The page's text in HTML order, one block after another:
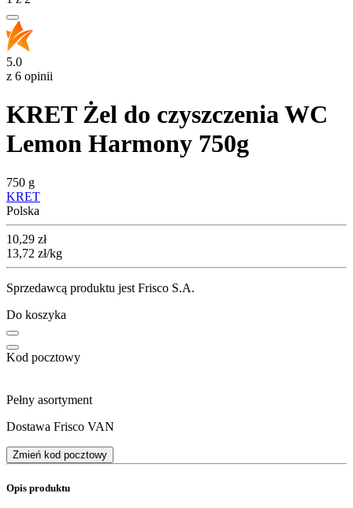
5.0
z 6 opinii
KRET Żel do czyszczenia WC
Lemon Harmony 750g
750 g
KRET
Polska
Cena
10,29 zł
13,72 zł/kg
Sprzedawcą produktu jest Frisco S.A.
Do koszyka
Kod pocztowy
Pełny asortyment
Dostawa Frisco VAN
Zmień kod pocztowy
Opis produktu